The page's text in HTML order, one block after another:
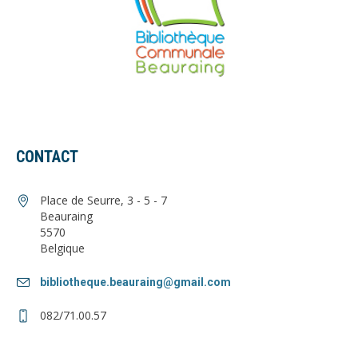
CONTACT
Place de Seurre, 3 - 5 - 7
Beauraing
5570
Belgique
bibliotheque.beauraing@gmail.com
082/71.00.57